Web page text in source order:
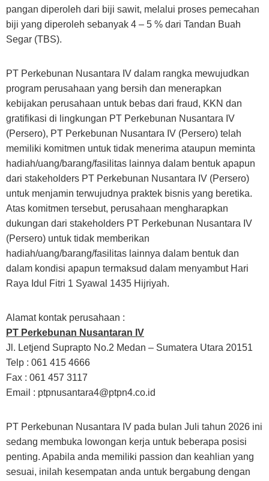
pangan diperoleh dari biji sawit, melalui proses pemecahan
biji yang diperoleh sebanyak 4 – 5 % dari Tandan Buah
Segar (TBS).
PT Perkebunan Nusantara IV dalam rangka mewujudkan
program perusahaan yang bersih dan menerapkan
kebijakan perusahaan untuk bebas dari fraud, KKN dan
gratifikasi di lingkungan PT Perkebunan Nusantara IV
(Persero), PT Perkebunan Nusantara IV (Persero) telah
memiliki komitmen untuk tidak menerima ataupun meminta
hadiah/uang/barang/fasilitas lainnya dalam bentuk apapun
dari stakeholders PT Perkebunan Nusantara IV (Persero)
untuk menjamin terwujudnya praktek bisnis yang beretika.
Atas komitmen tersebut, perusahaan mengharapkan
dukungan dari stakeholders PT Perkebunan Nusantara IV
(Persero) untuk tidak memberikan
hadiah/uang/barang/fasilitas lainnya dalam bentuk dan
dalam kondisi apapun termaksud dalam menyambut Hari
Raya Idul Fitri 1 Syawal 1435 Hijriyah.
Alamat kontak perusahaan :
PT Perkebunan Nusantaran IV
Jl. Letjend Suprapto No.2 Medan – Sumatera Utara 20151
Telp : 061 415 4666
Fax : 061 457 3117
Email : ptpnusantara4@ptpn4.co.id
PT Perkebunan Nusantara IV pada bulan Juli tahun 2026 ini
sedang membuka lowongan kerja untuk beberapa posisi
penting. Apabila anda memiliki passion dan keahlian yang
sesuai, inilah kesempatan anda untuk bergabung dengan